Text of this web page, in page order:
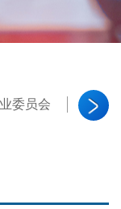
委员会 证券